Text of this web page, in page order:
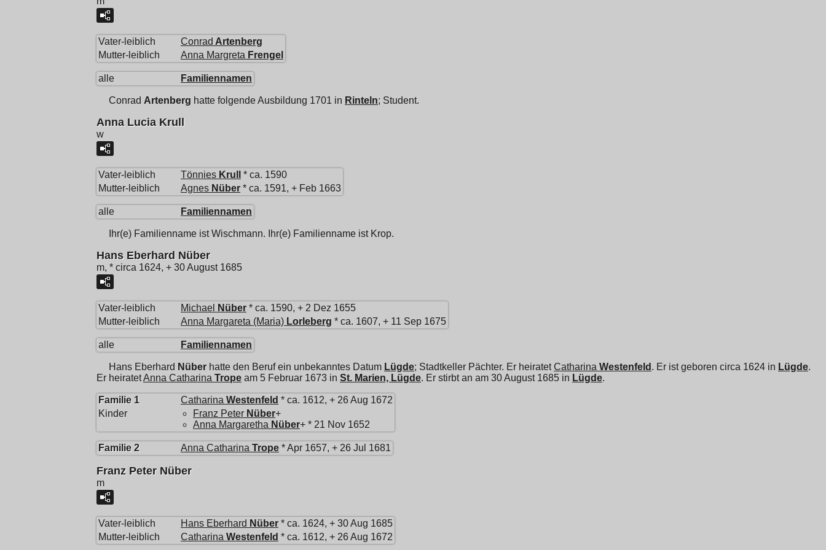
Vater-leiblich Conrad Artenberg
Mutter-leiblich
Anna Margreta Frengel
alle Familiennamen
Conrad Artenberg hatte folgende Ausbildung 1701 in Rinteln; Student.
Anna Lucia Krull
w
Vater-leiblich Tönnies Krull
* ca. 1590
Mutter-leiblich
Agnes Nüber * ca. 1591, + Feb 1663
alle Familiennamen
Ihr(e) Familienname ist Wischmann. Ihr(e) Familienname ist Krop.
Hans Eberhard Nüber
m, * circa 1624, + 30 August 1685
Vater-leiblich Michael Nüber * ca. 1590, + 2 Dez 1655
Mutter-leiblich
Anna Margareta (Maria) Lorleberg * ca. 1607, + 11 Sep 1675
alle Familiennamen
Hans Eberhard Nüber hatte den Beruf ein unbekanntes Datum Lügde; Stadtkeller Pächter. Er heiratetCatharina Westenfeld . Er ist geboren circa 1624 in Lügde.
Er heiratetAnna Catharina Trope am 5 Februar 1673 in St. Marien, Lügde. Er stirbt an am 30 August 1685 in Lügde.
Familie 1 Catharina Westenfeld * ca. 1612, + 26 Aug 1672
Kinder
Franz Peter Nüber+
Anna Margaretha Nüber+ * 21 Nov 1652
Familie 2 Anna Catharina Trope * Apr 1657, + 26 Jul 1681
Franz Peter Nüber
m
Vater-leiblich Hans Eberhard Nüber * ca. 1624, + 30 Aug 1685
Mutter-leiblich
Catharina Westenfeld * ca. 1612, + 26 Aug 1672